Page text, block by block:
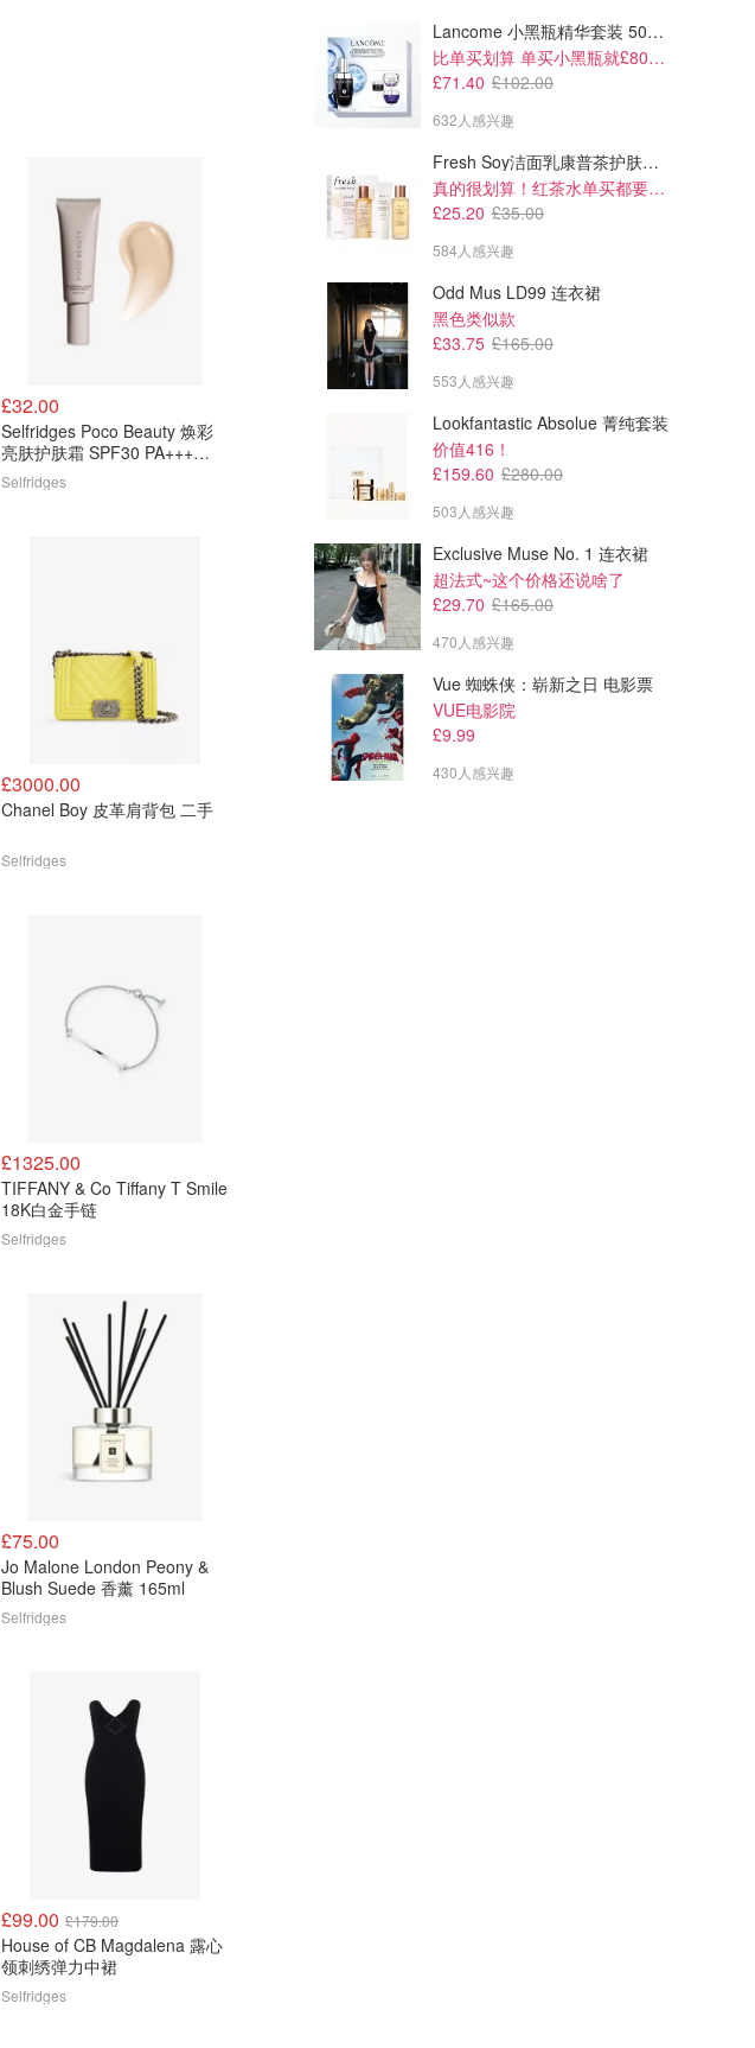
£32.00
Selfridges Poco Beauty 焕彩
亮肤护肤霜 SPF30 PA+++
40ml
Selfridges
£3000.00
Chanel Boy 皮革肩背包 二手
Selfridges
£1325.00
TIFFANY & Co Tiffany T Smile
18K白金手链
Selfridges
£75.00
Jo Malone London Peony &
Blush Suede 香薰 165ml
Selfridges
£99.00 £179.00
House of CB Magdalena 露心
领刺绣弹力中裙
Selfridges
Lancome 小黑瓶精华套装 50ml 价值£162
比单买划算 单买小黑瓶就£80了！
£71.40 £102.00
632人感兴趣
Fresh Soy洁面乳康普茶护肤套装 100ml
真的很划算！红茶水单买都要£35！
£25.20 £35.00
584人感兴趣
Odd Mus LD99 连衣裙
黑色类似款
£33.75 £165.00
553人感兴趣
Lookfantastic Absolue 菁纯套装
价值416！
£159.60 £280.00
503人感兴趣
Exclusive Muse No. 1 连衣裙
超法式~这个价格还说啥了
£29.70 £165.00
470人感兴趣
Vue 蜘蛛侠：崭新之日 电影票
VUE电影院
£9.99
430人感兴趣